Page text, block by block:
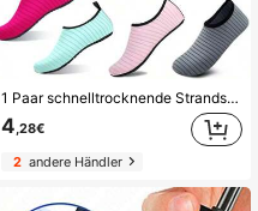
1 Paar schnelltrocknende Strandsocken, weiche Sohle, geeignet für Schnorcheln, Schwimmen, Bootfahren, Wandern, Surfen - atmungsaktiv & leicht, unverzichtbares Strandaccessoire, Schwimmreifen, Strandutensilien
4,28€
2andere Händler